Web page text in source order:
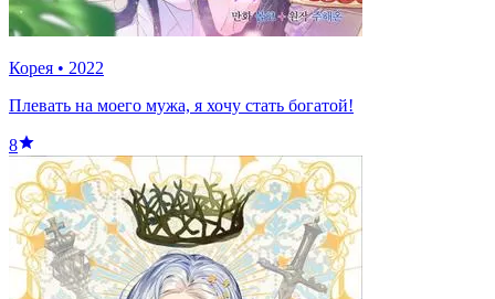
Корея • 2022
Плевать на моего мужа, я хочу стать богатой!
8